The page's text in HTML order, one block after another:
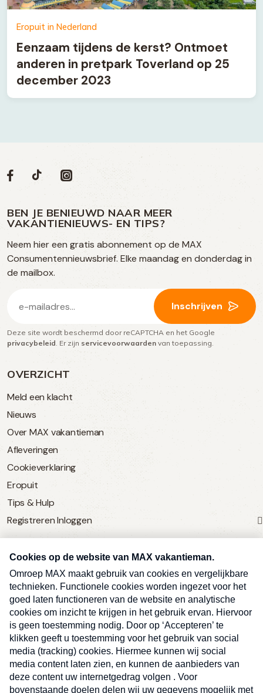
Eropuit in Nederland
Eenzaam tijdens de kerst? Ontmoet
anderen in pretpark Toverland op 25
december 2023
OVERZICHT
Meld een klacht
Nieuws
Over MAX vakantieman
Afleveringen
Cookieverklaring
Eropuit
Tips & Hulp
Registreren Inloggen
SERVICE
Over Omroep MAX
MAX Vandaag
MAX Meldpunt
Pers
Contact
Algemene voorwaarden
Privacyverklaring
Volg
op
social
media
Social
Volg
op
Facebook
Volg
op
TikTok
Volg
op
Instagram
BEN JE BENIEUWD NAAR MEER
VAKANTIENIEUWS- EN TIPS?
Neem hier een gratis abonnement op de MAX
Consumentennieuwsbrief. Elke maandag en donderdag in
de mailbox.
mailadres
(Vereist)
Inschrijven
Deze site wordt beschermd door reCAPTCHA en het Google
privacybeleid . Er zijn servicevoorwaarden van toepassing.
Ben je benieuwd naar meer